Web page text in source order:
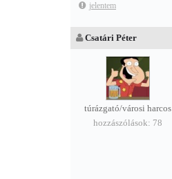
jelentem
Csatári Péter
túrázgató/városi harcos
hozzászólások: 78